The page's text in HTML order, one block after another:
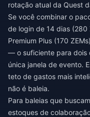
rotação atual da Quest
Se você combinar o
de login de 14 dias (280
Premium Plus (170
— o suficiente para dois
única janela de evento.
teto de gastos mais
não é baleia.
Para baleias que
estoques de